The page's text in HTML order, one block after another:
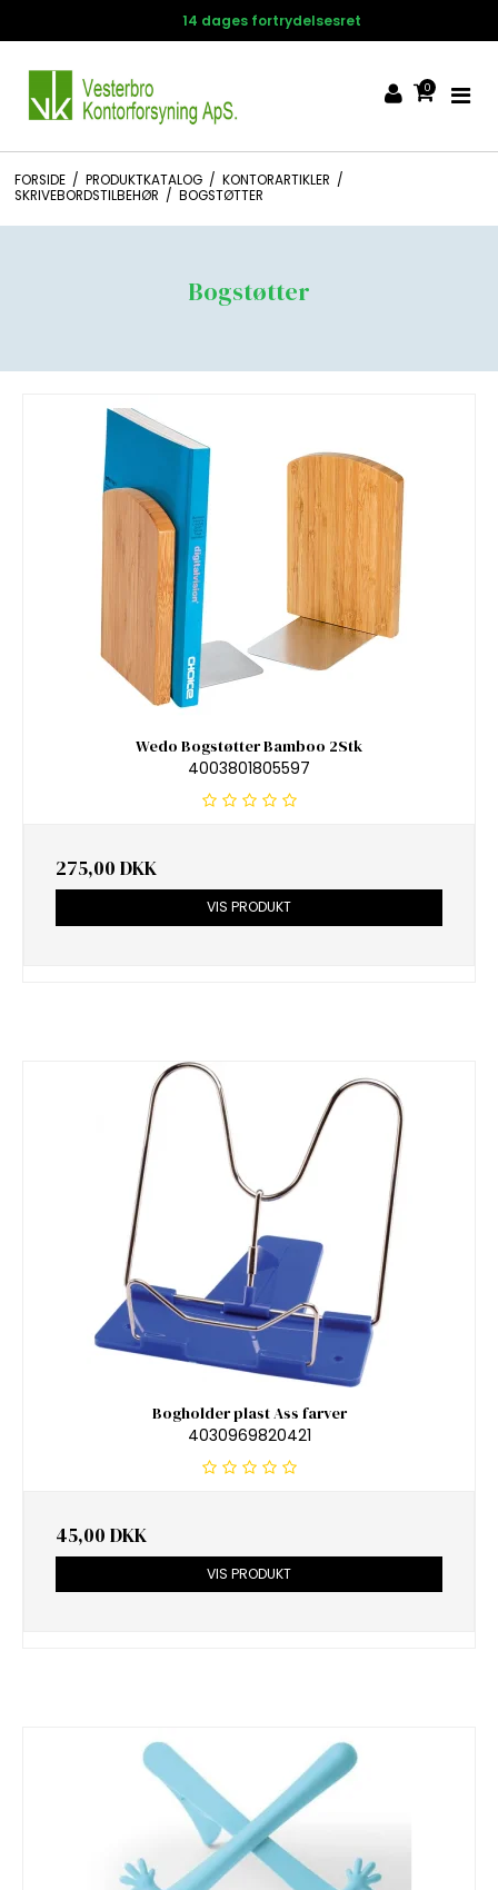
14 dages fortrydelsesret
0
FORSIDE / PRODUKTKATALOG / KONTORARTIKLER /
SKRIVEBORDSTILBEHØR / BOGSTØTTER
Bogstøtter
Wedo Bogstøtter Bamboo 2Stk
4003801805597
275,00 DKK
VIS PRODUKT
Bogholder plast Ass farver
4030969820421
45,00 DKK
VIS PRODUKT